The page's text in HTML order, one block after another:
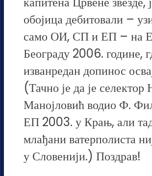
обојица дебитовали –
само ОИ, СП и ЕП – на
Београду 2006. године,
изванредан допинос
(Тачно је да је селектор
Манојловић водио Ф.
ЕП 2003. у Крањ, али
млађани ватерполиста
у Словенији.) Поздрав!